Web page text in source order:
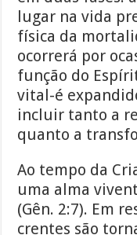
lugar na vida
física da
ocorrerá por
função do
vital-é
incluir tanto a
quanto a
Ao tempo da
uma alma
(Gên. 2:7). Em
crentes são